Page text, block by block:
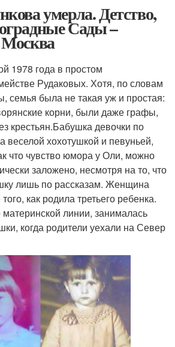
умерла. Детство,
Сады –
1978 года в простом
Рудаковых. Хотя, по словам
семья была не такая уж и простая:
корни, были даже графы,
крестьян.Бабушка девочки по
веселой хохотушкой и певуньей,
что чувство юмора у Оли, можно
заложено, несмотря на то, что
лишь по рассказам. Женщина
как родила третьего ребенка.
линии, занималась
когда родители уехали на Север